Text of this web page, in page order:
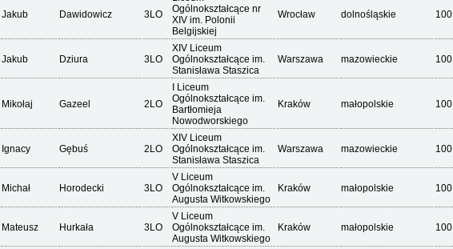
Jakub Dawidowicz 3LO
Ogólnokształcące nr
XIV im. Polonii
Belgijskiej
Wrocław dolnośląskie 100
Jakub Dziura 3LO
XIV Liceum
Ogólnokształcące im.
Stanisława Staszica
Warszawa mazowieckie 100
Mikołaj Gazeel 2LO
I Liceum
Ogólnokształcące im.
Bartłomieja
Nowodworskiego
Kraków małopolskie 100
Ignacy Gębuś 2LO
XIV Liceum
Ogólnokształcące im.
Stanisława Staszica
Warszawa mazowieckie 100
Michał Horodecki 3LO
V Liceum
Ogólnokształcące im.
Augusta Witkowskiego
Kraków małopolskie 100
Mateusz Hurkała 3LO
V Liceum
Ogólnokształcące im.
Augusta Witkowskiego
Kraków małopolskie 100